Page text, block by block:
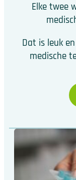
Elke twee
Dat is leuk
medische